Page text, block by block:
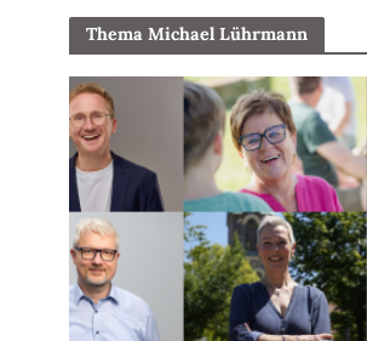
Thema Michael Lührmann